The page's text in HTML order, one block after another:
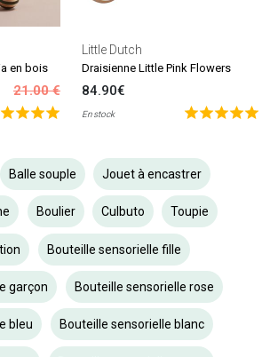
en bois
21.00 €
Little Dutch
Draisienne Little Pink Flowers
84.90€
En stock
Balle souple Jouet à encastrer
Boulier Culbuto Toupie
Bouteille sensorielle fille
garçon Bouteille sensorielle rose
bleu Bouteille sensorielle blanc